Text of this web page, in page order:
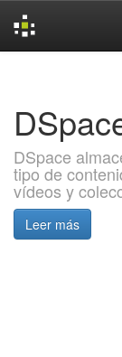
DSpace
tipo de
vídeos y
Leer más